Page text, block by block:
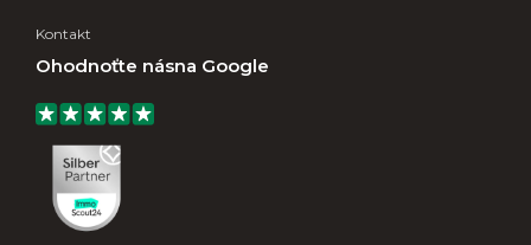
Kontakt
Ohodnoťte násna Google